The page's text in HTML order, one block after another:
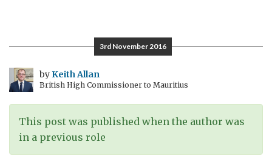
поминовения
в
Северо-
Западном
регионе
России
3rd November 2016
byKeith Allan
British High Commissioner to Mauritius
This post was published when the author was
in a previous role